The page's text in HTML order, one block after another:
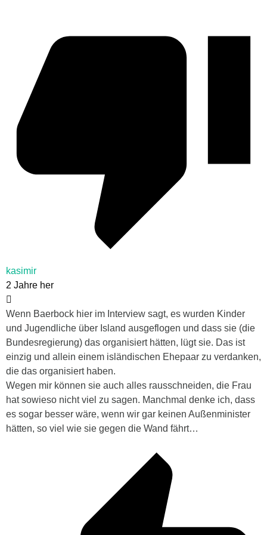
kasimir
2 Jahre her
Wenn Baerbock hier im Interview sagt, es wurden Kinder
und Jugendliche über Island ausgeflogen und dass sie (die
Bundesregierung) das organisiert hätten, lügt sie. Das ist
einzig und allein einem isländischen Ehepaar zu verdanken,
die das organisiert haben.
Wegen mir können sie auch alles rausschneiden, die Frau
hat sowieso nicht viel zu sagen. Manchmal denke ich, dass
es sogar besser wäre, wenn wir gar keinen Außenminister
hätten, so viel wie sie gegen die Wand fährt…